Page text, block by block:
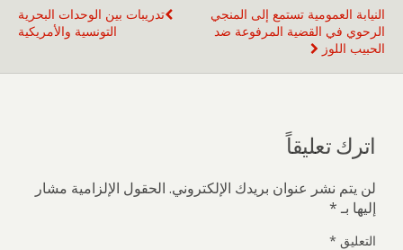
تدريبات بين الوحدات البحرية
التونسية والأمريكية
النيابة العمومية تستمع إلى المنجي
الرحوي في القضية المرفوعة ضد
الحبيب اللوز
اترك تعليقاً
لن يتم نشر عنوان بريدك الإلكتروني. الحقول الإلزامية مشار
إليها بـ*
التعليق *